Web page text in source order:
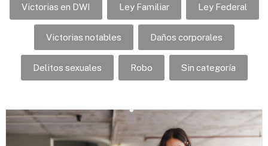
Victorias en DWI Ley Familiar Ley Federal
Victorias notables Daños corporales
Delitos sexuales Robo Sin categoría